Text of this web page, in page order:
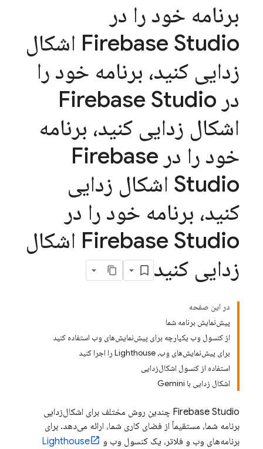
برنامه خود را در
Firebase Studio اشکال
زدایی کنید، برنامه خود را
در Firebase Studio
اشکال زدایی کنید، برنامه
خود را در Firebase
Studio اشکال زدایی
کنید، برنامه خود را در
Firebase Studio اشکال
زدایی کنید
در این صفحه
پیش‌نمایش برنامه شما
از کنسول وب یکپارچه برای پیش‌نمایش‌های وب استفاده کنید
برای پیش‌نمایش‌های وب، Lighthouse را اجرا کنید
استفاده از کنسول اشکال‌زدایی
اشکال زدایی با Gemini
Firebase Studio چندین روش مختلف برای اشکال‌زدایی
برنامه شما، مستقیماً از فضای کاری شما، ارائه می‌دهد. برای
برنامه‌های وب و فلاتر، یک کنسول وب و
Lighthouse